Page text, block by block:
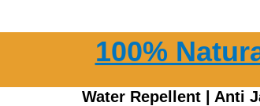
100%
Water Repellent | Anti